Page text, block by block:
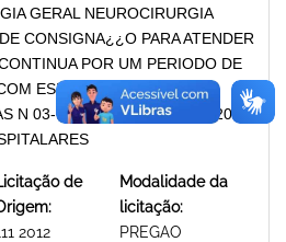
GERAL NEUROCIRURGIA
CONSIGNA¿¿O PARA ATENDER
POR UM PERIODO DE
ESPECIFICA¿¿O NO
N 03-60/2012 PREG¿O 111/2012
de
2012
Modalidade da
licitação:
PREGAO